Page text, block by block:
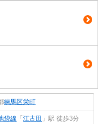
練馬区栄町
袋線 「 江古田 」駅 徒歩3分